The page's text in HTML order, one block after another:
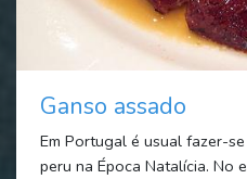
Ganso assado
Em Portugal é usual fazer-
peru na Época Natalícia. No